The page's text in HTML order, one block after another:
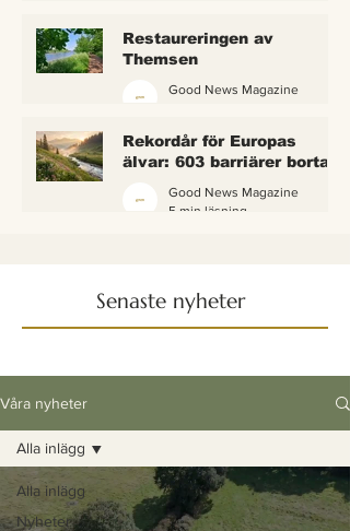
Restaureringen av
Themsen
Good News Magazine
Rekordår för Europas
älvar: 603 barriärer borta
igen
Good News Magazine
5 min läsning
Senaste nyheter
Våra nyheter
Alla inlägg
Nyheter
Alla inlägg